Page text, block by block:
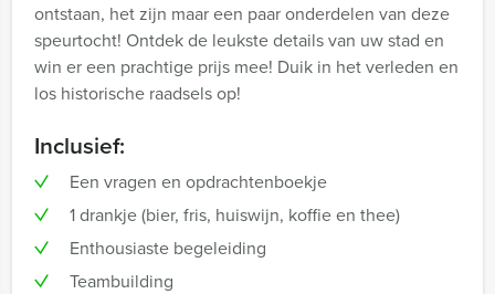
ontstaan, het zijn maar een paar onderdelen van deze
speurtocht! Ontdek de leukste details van uw stad en
win er een prachtige prijs mee! Duik in het verleden en
los historische raadsels op!
Inclusief:
Een vragen en opdrachtenboekje
1 drankje (bier, fris, huiswijn, koffie en thee)
Enthousiaste begeleiding
Teambuilding